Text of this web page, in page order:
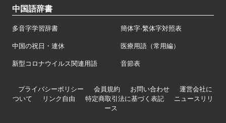
中国語辞書
多音字学習辞書 簡体字·繁体字対照表
中国の祝日・連休 医療用語（常用編）
新型コロナウイルス関連用語 音節表
プライバシーポリシー 会員規約 お問い合わせ
運営会社に
ついて
リンク自由 特定商取引法に基づく表記
ニュースリリ
ース